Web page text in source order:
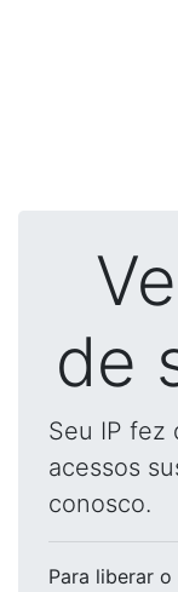
de
Seu IP fez
acessos
conosco.
Para liberar o